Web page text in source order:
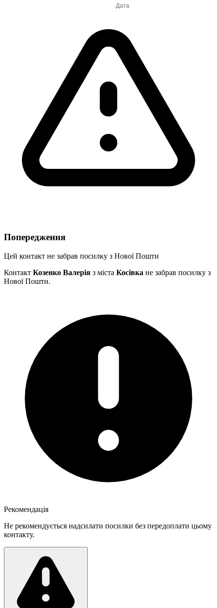
Попередження
Цей контакт не забрав посилку з Нової Пошти
Контакт Козенко Валерія з міста Косівка не забрав посилку з
Нової Пошти.
Рекомендація
Не рекомендується надсилати посилки без передоплати цьому
контакту.